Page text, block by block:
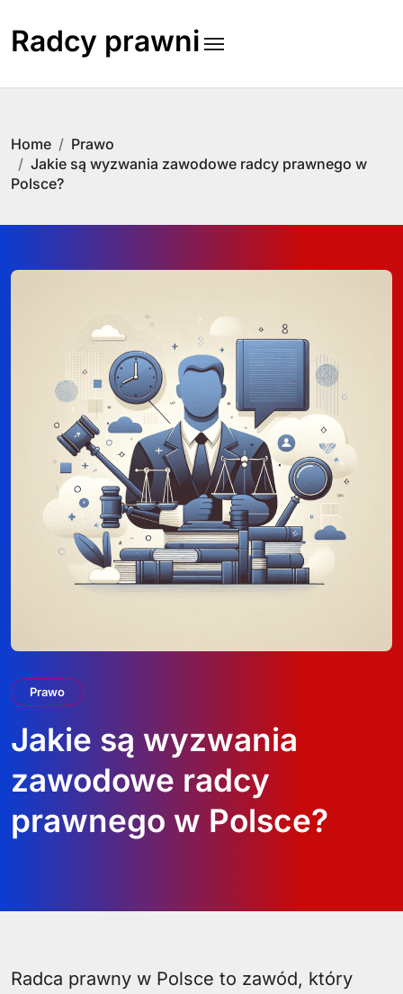
content
Radcy prawni
Home
Prawo
Jakie są wyzwania zawodowe radcy prawnego w
Polsce?
Prawo
Jakie są wyzwania
zawodowe radcy
prawnego w Polsce?
Radca prawny w Polsce to zawód, który